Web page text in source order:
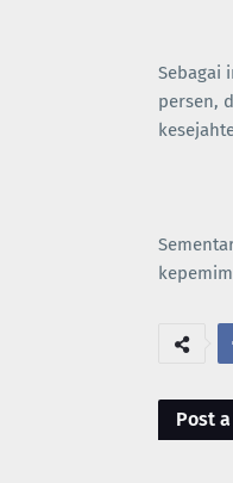
Sebagai
persen,
Post